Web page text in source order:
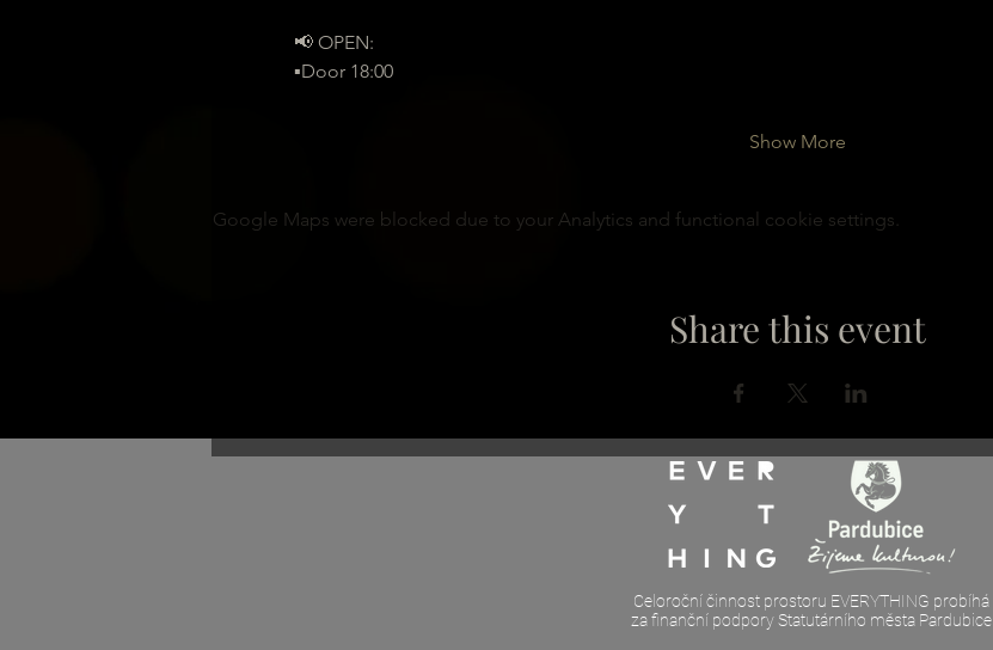
📢 OPEN:
▪️Door 18:00
Show More
Google Maps were blocked due to your Analytics and functional cookie settings.
Share this event
Celoroční činnost prostoru EVERYTHING probíhá
za finanční podpory Statutárního města Pardubice